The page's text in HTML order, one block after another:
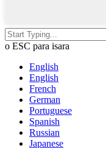
o ESC para isara
English
English
French
German
Portuguese
Spanish
Russian
Japanese